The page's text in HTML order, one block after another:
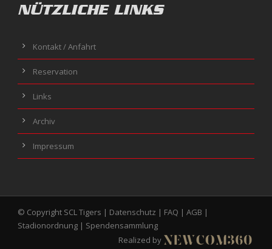
NÜTZLICHE LINKS
Kontakt / Anfahrt
Reservation
Links
Archiv
Impressum
© Copyright SCL Tigers | Datenschutz | FAQ | AGB |
Stadionordnung | Spendensammlung
Realized by